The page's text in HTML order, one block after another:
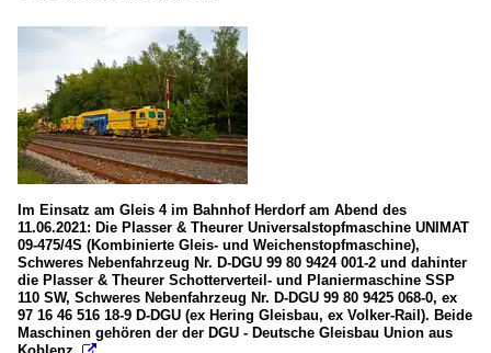
Im Einsatz am Gleis 4 im Bahnhof Herdorf am Abend des
11.06.2021: Die Plasser & Theurer Universalstopfmaschine UNIMAT
09-475/4S (Kombinierte Gleis- und Weichenstopfmaschine),
Schweres Nebenfahrzeug Nr. D-DGU 99 80 9424 001-2 und dahinter
die Plasser & Theurer Schotterverteil- und Planiermaschine SSP
110 SW, Schweres Nebenfahrzeug Nr. D-DGU 99 80 9425 068-0, ex
97 16 46 516 18-9 D-DGU (ex Hering Gleisbau, ex Volker-Rail). Beide
Maschinen gehören der der DGU - Deutsche Gleisbau Union aus
